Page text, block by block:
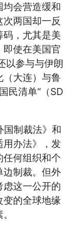
会营造缓和
两国却一反
，尤其是美
即使在美国官
以参与与伊朗
（大连）与鲁
民清单“（SD
国制裁法》和
用办法》，发
何组织和个
边制裁。但外
这一公开的
变的全球地缘